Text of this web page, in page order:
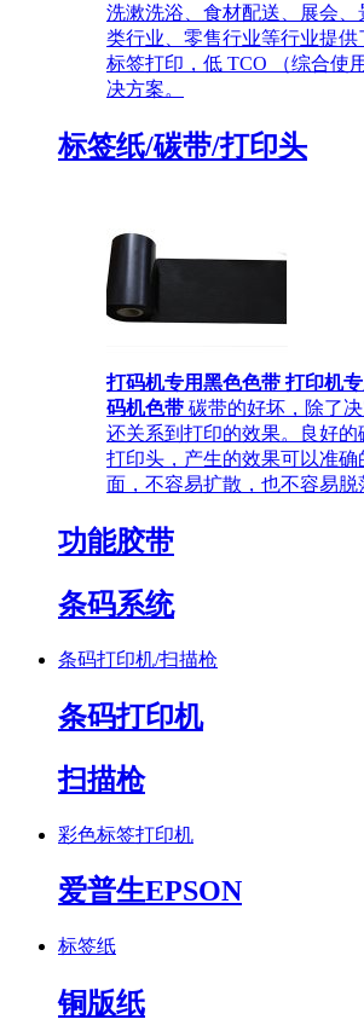
洗漱洗浴、食材配送、展会、
类行业、零售行业等行业提
标签打印，低 TCO （综合使
决方案。
标签纸/碳带/打印头
打码机专用黑色色带 打印机
码机色带 碳带的好坏，除了
还关系到打印的效果。良好的
打印头，产生的效果可以准确
面，不容易扩散，也不容易脱
功能胶带
条码系统
条码打印机/扫描枪
条码打印机
扫描枪
彩色标签打印机
爱普生EPSON
标签纸
铜版纸